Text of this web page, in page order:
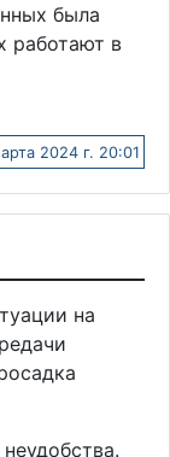
была
работают в
2024 г. 20:01
на